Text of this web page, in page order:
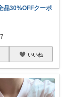
品30%OFFクーポ
7
いいね